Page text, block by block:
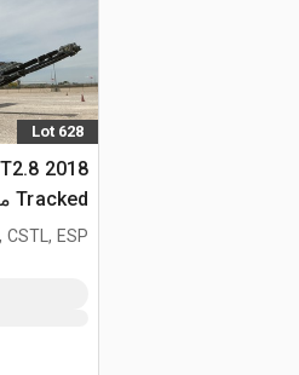
Lot 628
Tracked مصنع الفرز
CSTL, ESP